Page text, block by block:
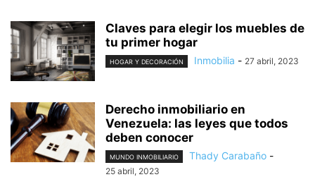
Claves para elegir los muebles de
tu primer hogar
HOGAR Y DECORACIÓN Inmobilia - 27 abril, 2023
Derecho inmobiliario en
Venezuela: las leyes que todos
deben conocer
MUNDO INMOBILIARIO Thady Carabaño -
25 abril, 2023